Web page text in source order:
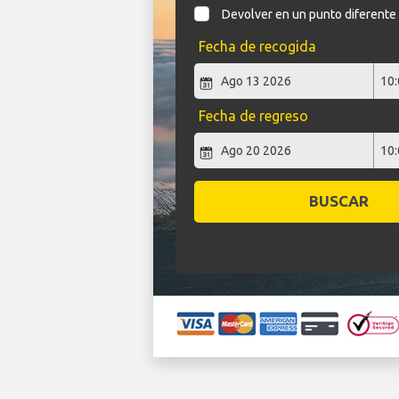
Devolver en un punto diferente
Fecha de recogida
Fecha de regreso
BUSCAR